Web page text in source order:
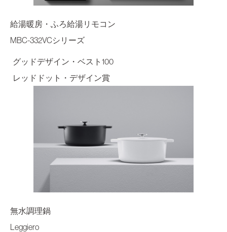
給湯暖房・ふろ給湯リモコン
MBC-332VCシリーズ
グッドデザイン・ベスト100
レッドドット・デザイン賞
無水調理鍋
Leggiero